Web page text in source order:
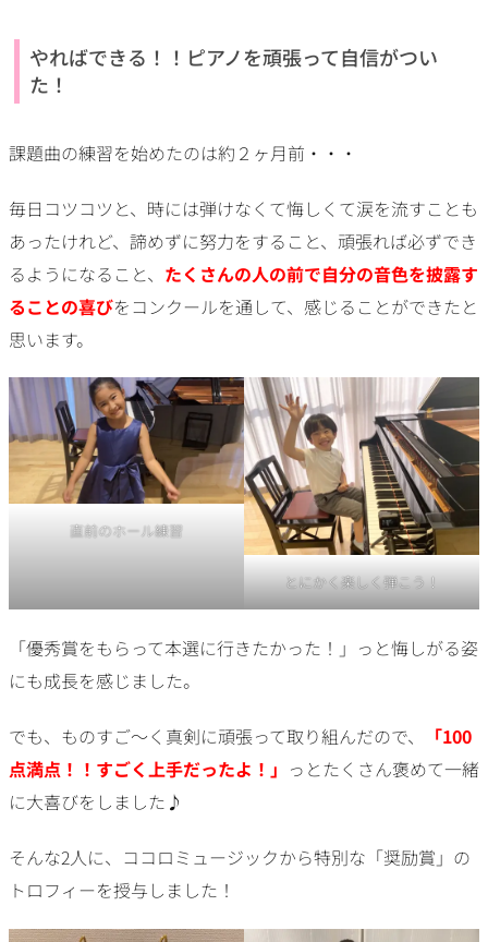
やればできる！！ピアノを頑張って自信がつい
た！
課題曲の練習を始めたのは約２ヶ月前・・・
毎日コツコツと、時には弾けなくて悔しくて涙を流すことも
あったけれど、諦めずに努力をすること、頑張れば必ずでき
るようになること、 たくさんの人の前で自分の音色を披露す
ることの喜びをコンクールを通して、感じることができたと
思います。
直前のホール練習
とにかく楽しく弾こう！
「優秀賞をもらって本選に行きたかった！」っと悔しがる姿
にも成長を感じました。
でも、ものすご〜く真剣に頑張って取り組んだので、
「100
点満点！！すごく上手だったよ！」 っとたくさん褒めて一緒
に大喜びをしました♪
そんな2人に、ココロミュージックから特別な「奨励賞」の
トロフィーを授与しました！